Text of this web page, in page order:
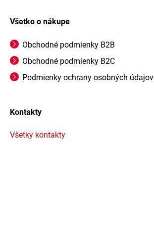
Všetko o nákupe
Obchodné podmienky B2B
Obchodné podmienky B2C
Podmienky ochrany osobných údajov
Kontakty
Všetky kontakty